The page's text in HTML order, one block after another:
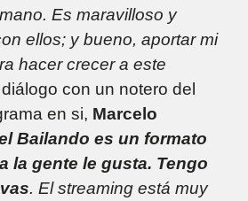
Es maravilloso y
ellos; y bueno, aportar mi
hacer crecer a este
con un notero del
en si, Marcelo
Bailando es un formato
la gente le gusta. Tengo
. El streaming está muy